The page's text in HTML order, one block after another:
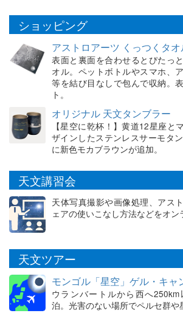
ショッピング
アストロアーツ くっつくタ
表面と裏面を合わせるとぴたっ
オル。ペットボトルやスマホ、
等を結び目なしで包んで収納。
ト。
オリジナル 天文タンブラー
【星空に乾杯！】黄道12星座と
ザインしたステンレスサーモタ
に新色モカブラウンが追加。
天文講習会
天体写真撮影や画像処理、アス
ェアの使いこなし方法などをオン
天文ツアー
モンゴル「星空」ゲル・キャ
ウランバートルから西へ
泊。光害のない場所でペルセ群や